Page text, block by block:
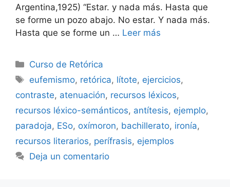
Argentina,1925) “Estar. y nada más. Hasta que
se forme un pozo abajo. No estar. Y nada más.
Hasta que se forme un … Leer más
Categorías
Curso de Retórica
Etiquetas
eufemismo, retórica, lítote, ejercicios,
contraste, atenuación, recursos léxicos,
recursos léxico-semánticos, antítesis, ejemplo,
paradoja, ESo, oxímoron, bachillerato, ironía,
recursos literarios, perífrasis, ejemplos
Deja un comentario